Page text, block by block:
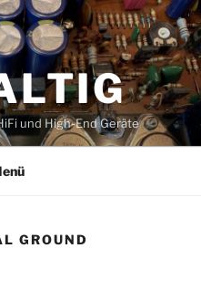
und High-End Geräte
GROUND